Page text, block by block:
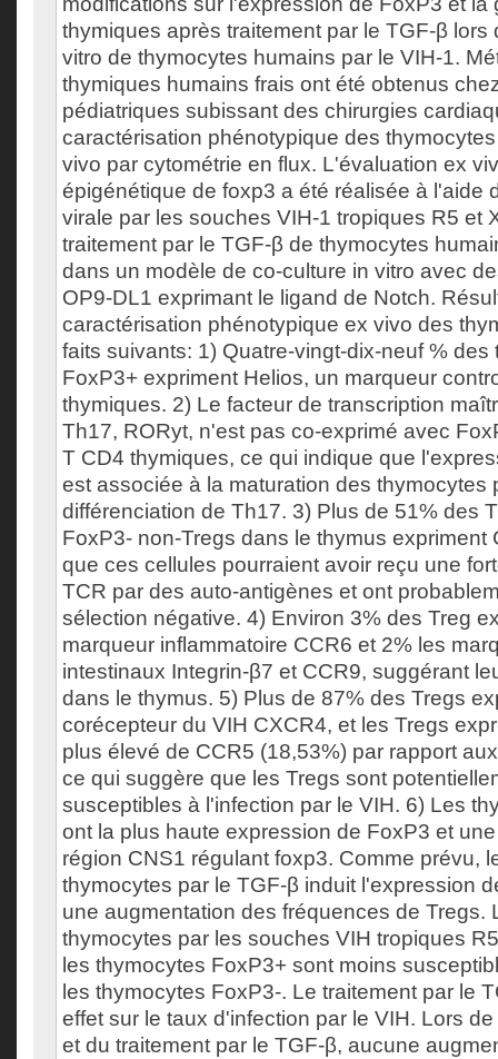
thymiques après traitement par le TGF-β lors
vitro de thymocytes humains par le VIH-1.
thymiques humains frais ont été obtenus
pédiatriques subissant des chirurgies
caractérisation phénotypique des
vivo par cytométrie en flux. L'évaluation ex
épigénétique de foxp3 a été réalisée à l'aide
virale par les souches VIH-1 tropiques R5 et
traitement par le TGF-β de thymocytes
dans un modèle de co-culture in vitro avec
OP9-DL1 exprimant le ligand de Notch.
caractérisation phénotypique ex vivo des
faits suivants: 1) Quatre-vingt-dix-neuf %
FoxP3+ expriment Helios, un marqueur
thymiques. 2) Le facteur de transcription
Th17, RORyt, n'est pas co-exprimé avec
T CD4 thymiques, ce qui indique que
est associée à la maturation des thymocytes
différenciation de Th17. 3) Plus de 51% des
FoxP3- non-Tregs dans le thymus expriment
que ces cellules pourraient avoir reçu une
TCR par des auto-antigènes et ont
sélection négative. 4) Environ 3% des Treg
marqueur inflammatoire CCR6 et 2% les
intestinaux Integrin-β7 et CCR9, suggérant
dans le thymus. 5) Plus de 87% des Tregs
corécepteur du VIH CXCR4, et les Tregs
plus élevé de CCR5 (18,53%) par rapport
ce qui suggère que les Tregs sont
susceptibles à l'infection par le VIH. 6) Les
ont la plus haute expression de FoxP3 et
région CNS1 régulant foxp3. Comme prévu,
thymocytes par le TGF-β induit l'expression
une augmentation des fréquences de Tregs.
thymocytes par les souches VIH tropiques
les thymocytes FoxP3+ sont moins
les thymocytes FoxP3-. Le traitement par le
effet sur le taux d'infection par le VIH. Lors
et du traitement par le TGF-β, aucune